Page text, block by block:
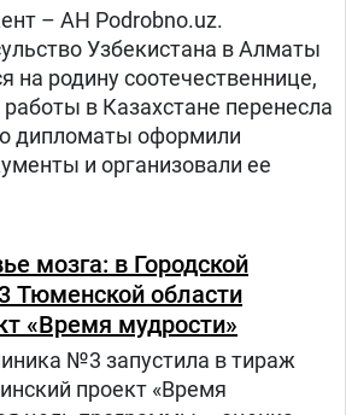
– АН Podrobno.uz.
Узбекистана в Алматы
на родину соотечественнице,
в Казахстане перенесла
дипломаты оформили
и организовали ее
мозга: в Городской
Тюменской области
«Время мудрости»
№3 запустила в тираж
проект «Время